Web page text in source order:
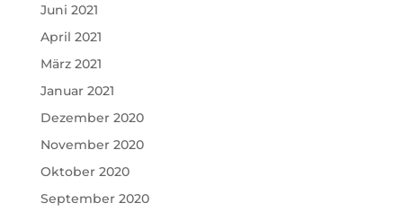
Juni 2021
April 2021
März 2021
Januar 2021
Dezember 2020
November 2020
Oktober 2020
September 2020